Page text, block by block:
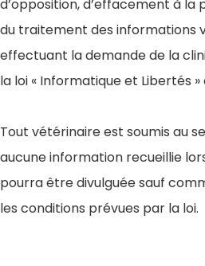
d’opposition, d’effacement à
du traitement des informations
effectuant la demande de la
la loi « Informatique et Libertés »
Tout vétérinaire est soumis au
aucune information recueillie
pourra être divulguée sauf
les conditions prévues par la loi.